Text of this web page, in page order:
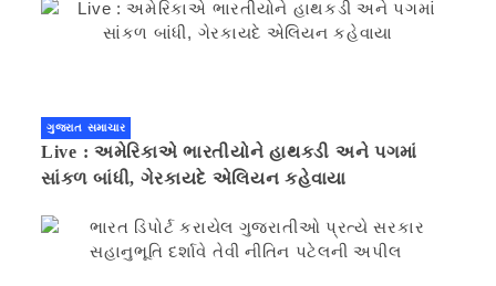
ગુજરાત સમાચાર
Live : અમેરિકાએ ભારતીયોને હાથકડી અને પગમાં
સાંકળ બાંધી, ગેરકાયદે એલિયન કહેવાયા